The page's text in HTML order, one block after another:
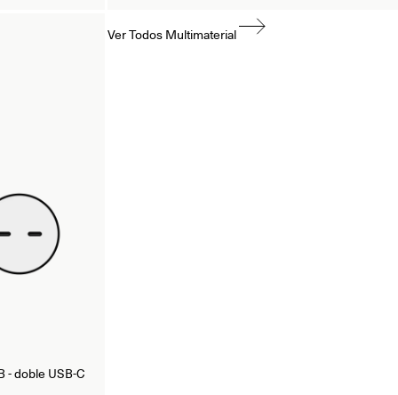
- doble USB-C
Ver Todos Multimaterial